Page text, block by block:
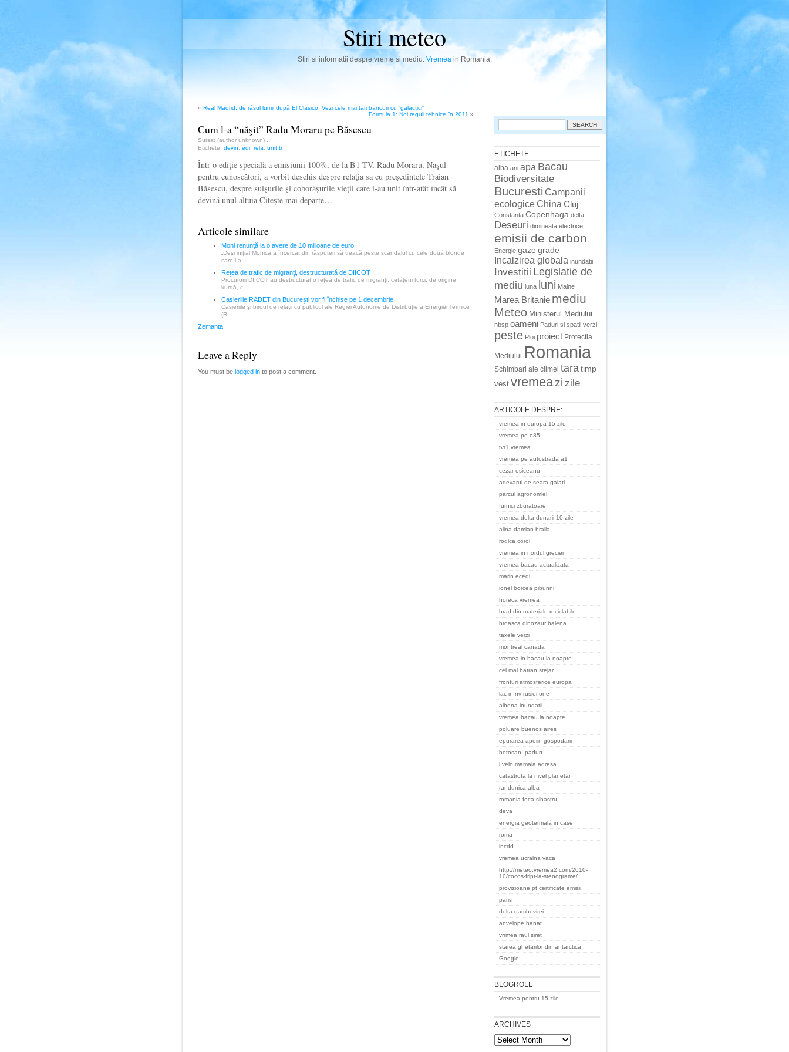
Stiri meteo
Stiri si informatii despre vreme si mediu. Vremeain Romania.
« Real Madrid, de râsul lumii după El Clasico. Vezi cele mai tari bancuri cu “galactici”
Formula 1: Noi reguli tehnice în 2011 »
Cum l-a “năşit” Radu Moraru pe Băsescu
Sursa: (author unknown)
Etichete: devin edi rela unit tr
Într-o ediţie specială a emisiunii 100%, de la B1 TV, Radu Moraru, Naşul –
pentru cunoscători, a vorbit deschis despre relaţia sa cu preşedintele Traian
Băsescu, despre suişurile şi coborâşurile vieţii care i-au unit într-atât încât să
devină unul altuia Citește mai departe…
Articole similare
Moni renunţă la o avere de 10 milioane de euro
„Deşi iniţial Monica a încercat din răsputeri să treacă peste scandalul cu cele două blonde
care l-a…
Reţea de trafic de migranţi, destructurată de DIICOT
Procurorii DIICOT au destructurat o reţea de trafic de migranţi, cetăţeni turci, de origine
kurdă, c…
Casieriile RADET din Bucureşti vor fi închise pe 1 decembrie
Casieriile şi biroul de relaţii cu publicul ale Regiei Autonome de Distribuţie a Energiei Termice
(R…
Zemanta
Leave a Reply
You must be logged in to post a comment.
Search
ETICHETE
alba ani apa Bacau
Biodiversitate
Bucuresti Campanii
ecologiceChina Cluj
Constanta Copenhaga delta
Deseuri dimineata electrice
emisii de carbon
Energie gaze grade
Incalzirea globala inundatii
Investitii Legislatie de
mediu luna luni Maine
Marea Britanie mediu
Meteo Ministerul Mediului
nbsp oameni Paduri si spatii verzi
peste Ploi proiect Protectia
Mediului Romania
Schimbari ale climei taratimp
vest vremeazi zile
ARTICOLE DESPRE:
vremea in europa 15 zile
vremea pe e85
tvr1 vremea
vremea pe autostrada a1
cezar osiceanu
adevarul de seara galati
parcul agronomiei
furnici zburatoare
vremea delta dunarii 10 zile
alina damian braila
rodica coroi
vremea in nordul greciei
vremea bacau actualizata
marin ecedi
ionel borcea pibunni
horeca vremea
brad din materiale reciclabile
broasca dinozaur balena
taxele verzi
montreal canada
vremea in bacau la noapte
cel mai batran stejar
fronturi atmosferice europa
lac in nv rusiei one
albena inundatii
vremea bacau la noapte
poluare buenos aires
epurarea apeiin gospodarii
botosanı padurı
i velo mamaia adresa
catastrofa la nivel planetar
randunica alba
romania foca sihastru
deva
energia geotermală in case
roma
incdd
vremea ucraina vaca
http://meteo.vremea2.com/2010-
10/cocos-fript-la-stenograme/
provizioane pt certificate emisii
paris
delta dambovitei
anvelope banat
vrrmea raul siret
starea ghetarilor din antarctica
Google
BLOGROLL
Vremea pentru 15 zile
ARCHIVES
Archives